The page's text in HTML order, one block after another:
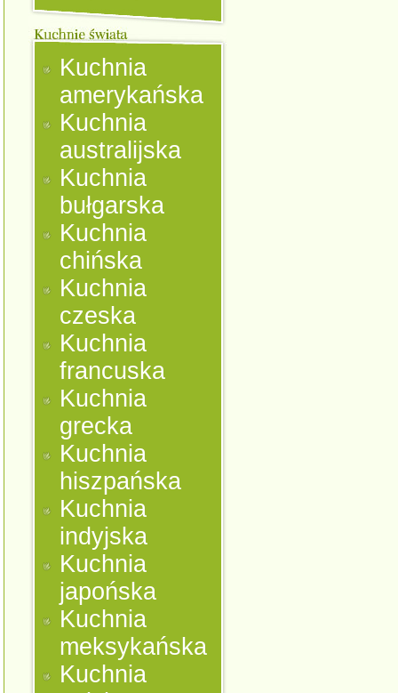
Kuchnia
amerykańska
Kuchnia
australijska
Kuchnia
bułgarska
Kuchnia
chińska
Kuchnia
czeska
Kuchnia
francuska
Kuchnia
grecka
Kuchnia
hiszpańska
Kuchnia
indyjska
Kuchnia
japońska
Kuchnia
meksykańska
Kuchnia